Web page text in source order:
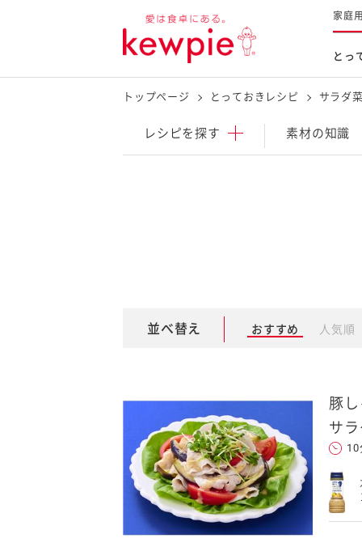
とっ
料理の素・調理ソース
ベビーフード・幼児食
サプリメントなど
深谷テラス ヤサイな
仲間たちファーム
おたのしみコンテ
家庭
トップページ とっておきレシピ サラダ
レシピを探す 素材の知識
並べ替え おすすめ 人気順
豚
サ
10